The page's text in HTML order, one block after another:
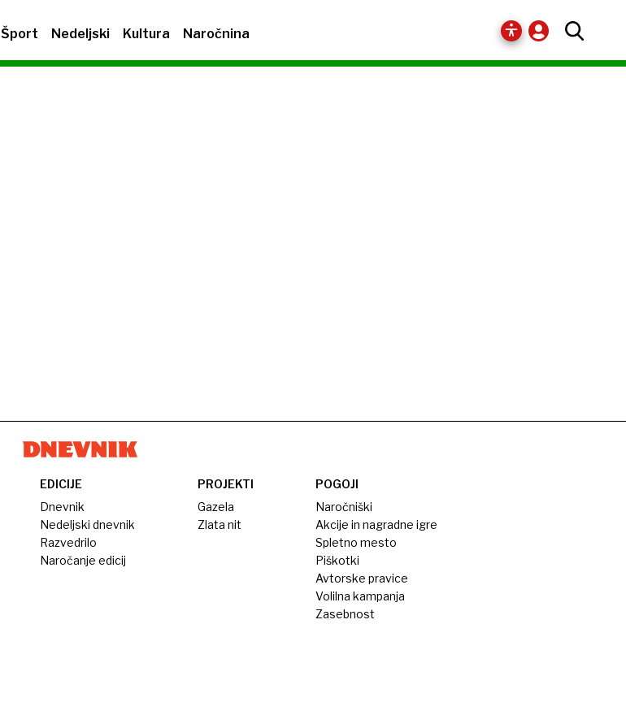
Šport Nedeljski Kultura Naročnina
EDICIJE
Dnevnik
Nedeljski dnevnik
Razvedrilo
Naročanje edicij
PROJEKTI
Gazela
Zlata nit
POGOJI
Naročniški
Akcije in nagradne igre
Spletno mesto
Piškotki
Avtorske pravice
Volilna kampanja
Zasebnost